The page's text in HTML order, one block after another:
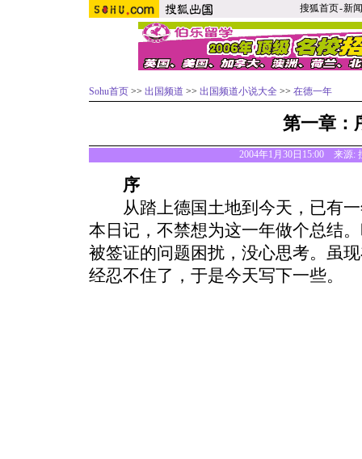
搜狐首页-新闻
Sohu首页 >> 出国频道 >> 出国频道小说大全 >> 在德一年
第一章：
2004年1月30日15:00 来源:
序
从踏上德国土地到今天，已有一
本日记，不禁想为这一年做个总结
被签证的问题困扰，没心思考。虽
经忍不住了，于是今天写下一些。